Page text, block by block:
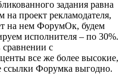
задания равна
проект рекламодателя,
на нем ФорумОк, будем
исполнителя – по 30%.
с
все же более высокие,
ссылки Форумка выгодно.